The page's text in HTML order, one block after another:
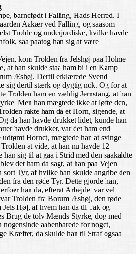
barnefødt i Falling, Hads Herred. I
Aakær ved Falling, og saasom
Trolde og underjordiske, hvilke havde
saa paatog han sig at være
kom Trolden fra Jelshøj paa Holme
at han skulde staa ham bi i en Kamp
Æshøj. Dertil erklærede Svend
sig dertil stærk og dygtig nok. Og for at
Trolden ham en vældig Jernstang, at han
Men han mægtede ikke at løfte den,
rakte ham da et Horn, sigende, at
da han havde drukket lidet, kunde han
havde drukket, var det ham end
udtømt Hornet, mægtede han at svinge
at vide, at han nu havde 12
sig til at gaa i Strid med den saakaldte
det ham da sagt, at han paa Vejen
sort Tyr, af hvilke han skulde angribe den
fra den røde Tyr. Dette gjorde han,
han da, efterat Arbejdet var vel
var Trolden fra Borum Æshøj, den røde
Jels Høj, af hvem han da til Tak og
Brug de tolv Mænds Styrke, dog med
aabenbarede for noget,
Kræfter, da skulde han til Straf ogsaa